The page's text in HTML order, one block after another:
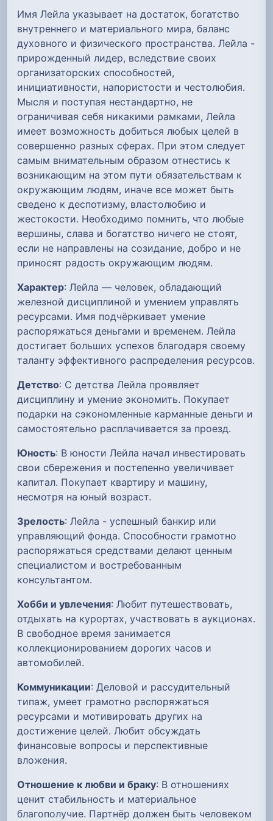
Имя Лейла указывает на достаток, богатство
внутреннего и материального мира, баланс
духовного и физического пространства. Лейла -
прирожденный лидер, вследствие своих
организаторских способностей,
инициативности, напористости и честолюбия.
Мысля и поступая нестандартно, не
ограничивая себя никакими рамками, Лейла
имеет возможность добиться любых целей в
совершенно разных сферах. При этом следует
самым внимательным образом отнестись к
возникающим на этом пути обязательствам к
окружающим людям, иначе все может быть
сведено к деспотизму, властолюбию и
жестокости. Необходимо помнить, что любые
вершины, слава и богатство ничего не стоят,
если не направлены на созидание, добро и не
приносят радость окружающим людям.
Характер: Лейла — человек, обладающий
железной дисциплиной и умением управлять
ресурсами. Имя подчёркивает умение
распоряжаться деньгами и временем. Лейла
достигает больших успехов благодаря своему
таланту эффективного распределения ресурсов.
Детство: С детства Лейла проявляет
дисциплину и умение экономить. Покупает
подарки на сэкономленные карманные деньги и
самостоятельно расплачивается за проезд.
Юность: В юности Лейла начал инвестировать
свои сбережения и постепенно увеличивает
капитал. Покупает квартиру и машину,
несмотря на юный возраст.
Зрелость: Лейла - успешный банкир или
управляющий фонда. Способности грамотно
распоряжаться средствами делают ценным
специалистом и востребованным
консультантом.
Хобби и увлечения: Любит путешествовать,
отдыхать на курортах, участвовать в аукционах.
В свободное время занимается
коллекционированием дорогих часов и
автомобилей.
Коммуникации: Деловой и рассудительный
типаж, умеет грамотно распоряжаться
ресурсами и мотивировать других на
достижение целей. Любит обсуждать
финансовые вопросы и перспективные
вложения.
Отношение к любви и браку: В отношениях
ценит стабильность и материальное
благополучие. Партнёр должен быть человеком